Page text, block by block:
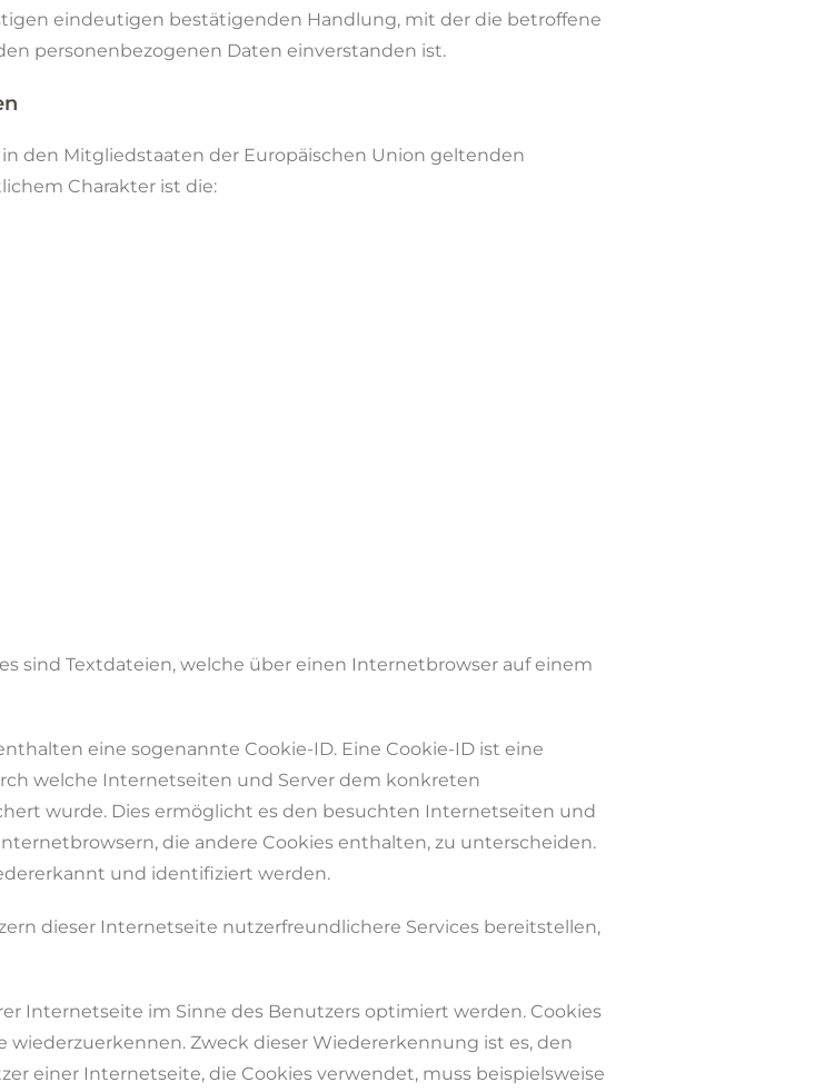
eindeutigen bestätigenden Handlung, mit der die betroffene
personenbezogenen Daten einverstanden ist.
den Mitgliedstaaten der Europäischen Union geltenden
Charakter ist die:
sind Textdateien, welche über einen Internetbrowser auf einem
eine sogenannte Cookie-ID. Eine Cookie-ID ist eine
welche Internetseiten und Server dem konkreten
wurde. Dies ermöglicht es den besuchten Internetseiten und
die andere Cookies enthalten, zu unterscheiden.
und identifiziert werden.
dieser Internetseite nutzerfreundlichere Services bereitstellen,
Internetseite im Sinne des Benutzers optimiert werden. Cookies
Zweck dieser Wiedererkennung ist es, den
einer Internetseite, die Cookies verwendet, muss beispielsweise